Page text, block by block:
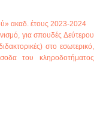
ακαδ. έτους 2023-2024
για σπουδές Δεύτερου
στο εσωτερικό,
του κληροδοτήματος